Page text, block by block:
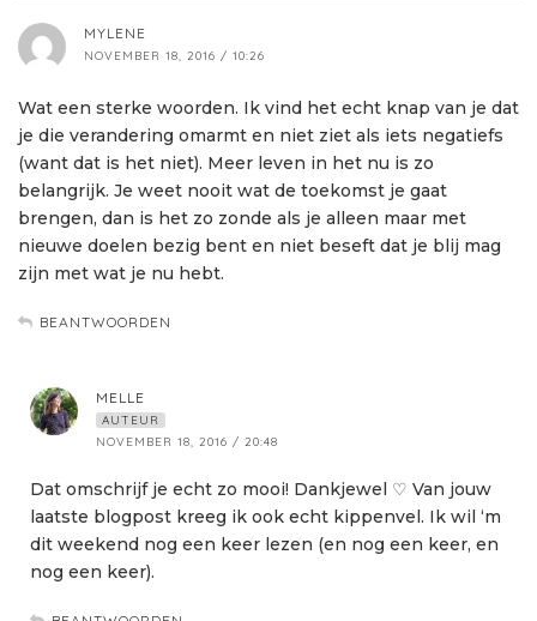
MYLENE
NOVEMBER 18, 2016 / 10:26
Wat een sterke woorden. Ik vind het echt knap van je dat
je die verandering omarmt en niet ziet als iets negatiefs
(want dat is het niet). Meer leven in het nu is zo
belangrijk. Je weet nooit wat de toekomst je gaat
brengen, dan is het zo zonde als je alleen maar met
nieuwe doelen bezig bent en niet beseft dat je blij mag
zijn met wat je nu hebt.
BEANTWOORDEN
MELLE
AUTEUR
NOVEMBER 18, 2016 / 20:48
Dat omschrijf je echt zo mooi! Dankjewel ♡ Van jouw
laatste blogpost kreeg ik ook echt kippenvel. Ik wil ‘m
dit weekend nog een keer lezen (en nog een keer, en
nog een keer).